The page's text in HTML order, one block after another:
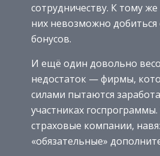
сотрудничеству. К тому
них невозможно добиться
бонусов.
И ещё один довольно
недостаток — фирмы,
силами пытаются
участниках
страховые компании,
«обязательные»